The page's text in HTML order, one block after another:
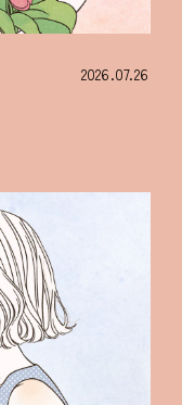
2026.07.26